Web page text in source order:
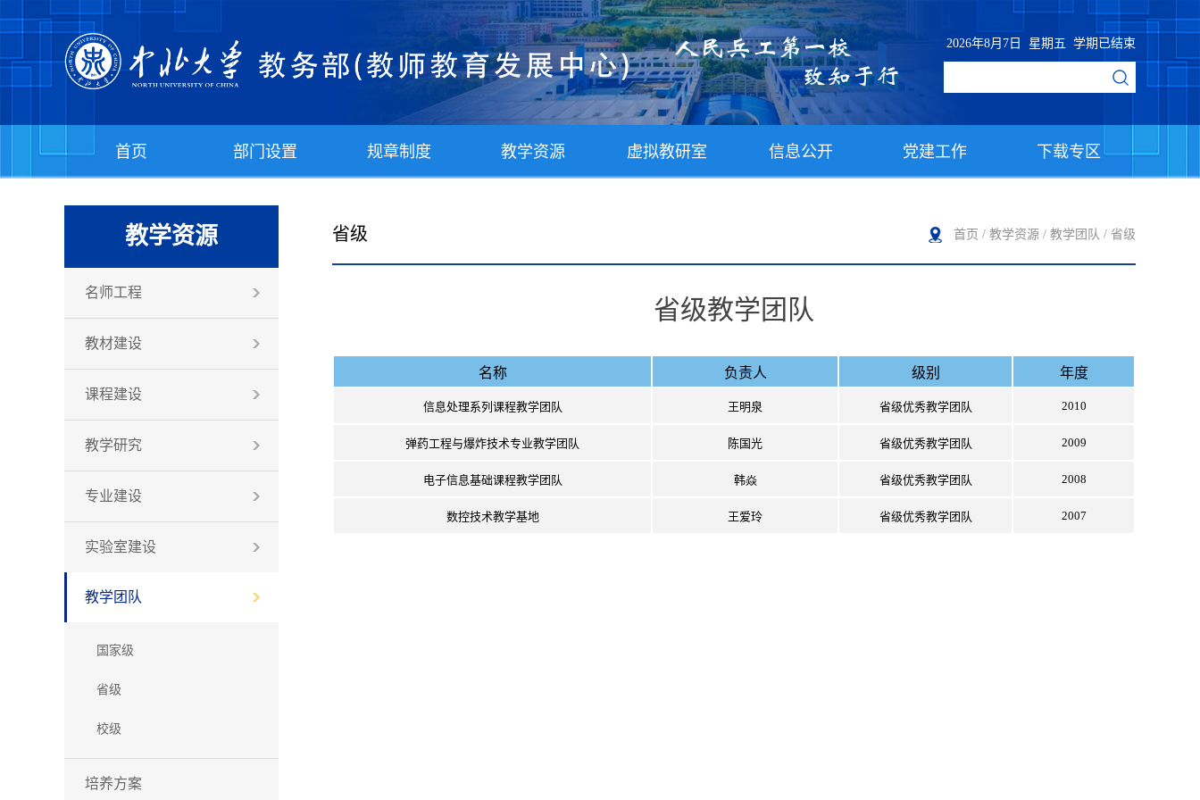
2026年8月7日 星期五 学期已结束
首页 部门设置 规章制度 教学资源 虚拟教研室 信息公开 党建工作 下载专区
教学资源
名师工程
教材建设
课程建设
教学研究
专业建设
实验室建设
教学团队
国家级
省级
校级
培养方案
省级 首页 / 教学资源 / 教学团队 / 省级
省级教学团队
名称 负责人 级别 年度
信息处理系列课程教学团队 王明泉 省级优秀教学团队 2010
弹药工程与爆炸技术专业教学团队 陈国光 省级优秀教学团队 2009
电子信息基础课程教学团队 韩焱 省级优秀教学团队 2008
数控技术教学基地 王爱玲 省级优秀教学团队 2007